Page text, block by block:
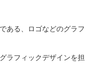
ある、ロゴなどのグラフ
ラフィックデザインを担